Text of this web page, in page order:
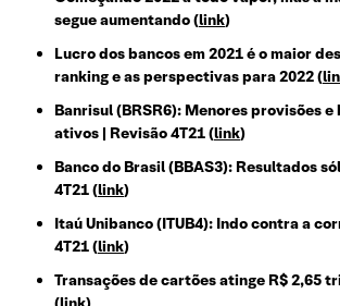
segue aumentando (link)
Lucro dos bancos em 2021 é o maior
ranking e as perspectivas para 2022 (
Banrisul (BRSR6): Menores provisões
ativos | Revisão 4T21 (link)
Banco do Brasil (BBAS3): Resultados
4T21 (link)
Itaú Unibanco (ITUB4): Indo contra a
4T21 (link)
Transações de cartões atinge R$ 2,65